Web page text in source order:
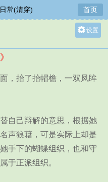
常(清穿) 首页
设置
中
抬了抬帽檐，一双凤眸
己辩解的意思，根据她
声狼藉，可是实际上却是
手下的蝴蝶组织，也和守
于正派组织。